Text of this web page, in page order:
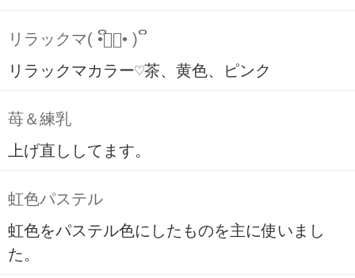
リラックマ( ິ•ᆺ⃘• )ິ
リラックマカラー♡茶、黄色、ピンク
苺＆練乳
上げ直ししてます。
虹色パステル
虹色をパステル色にしたものを主に使いまし
た。